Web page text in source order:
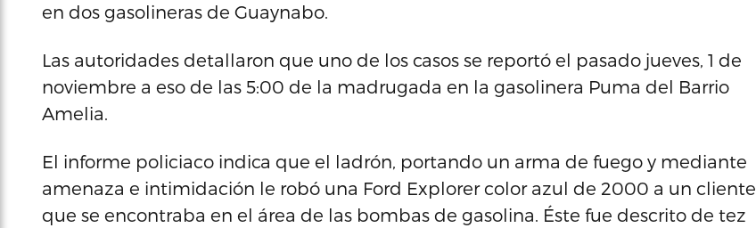
en dos gasolineras de Guaynabo.
Las autoridades detallaron que uno de los casos se reportó el pasado jueves, 1 de
noviembre a eso de las 5:00 de la madrugada en la gasolinera Puma del Barrio
Amelia.
El informe policiaco indica que el ladrón, portando un arma de fuego y mediante
amenaza e intimidación le robó una Ford Explorer color azul de 2000 a un cliente
que se encontraba en el área de las bombas de gasolina. Éste fue descrito de tez